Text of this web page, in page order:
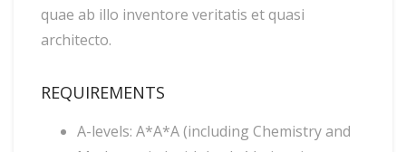
quae ab illo inventore veritatis et quasi
architecto.
REQUIREMENTS
A-levels: A*A*A (including Chemistry and